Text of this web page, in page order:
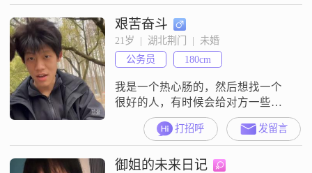
回到荆门参加工作，没有太多本地
朋友，思想单纯，想找一个有上进
心，诚实可靠，顾家的人共渡一生
##3002##
艰苦奋斗
21岁  |  湖北荆门  |  未婚
公务员
180cm
我是一个热心肠的，然后想找一个
很好的人，有时候会给对方一些惊
打招呼 发留言
御姐的未来日记